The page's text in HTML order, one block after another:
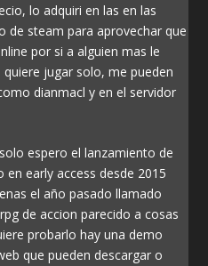
lo adquiri en las en las
de steam para aprovechar que
por si a alguien mas le
jugar solo, me pueden
dianmacl y en el servidor
espero el lanzamiento de
en early access desde 2015
el año pasado llamado
de accion parecido a cosas
probarlo hay una demo
que pueden descargar o